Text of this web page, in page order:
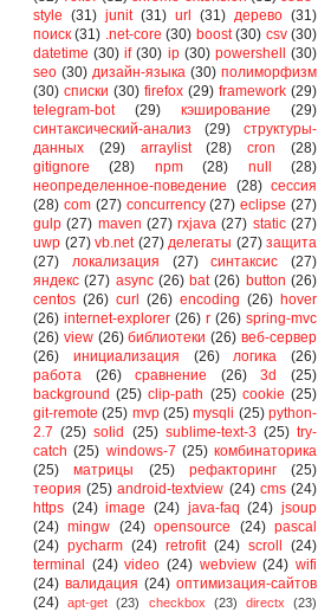
style (31) junit (31) url (31) дерево (31)
поиск (31) .net-core (30) boost (30) csv (30)
datetime (30) if (30) ip (30) powershell (30)
seo (30) дизайн-языка (30) полиморфизм
(30) списки (30) firefox (29) framework (29)
telegram-bot
(29) кэширование
(29)
синтаксический-анализ
(29)
структуры-
данных
(29) arraylist (28) cron
(28)
gitignore
(28) npm (28) null
(28)
неопределенное-поведение
(28) сессия
(28) com (27) concurrency (27) eclipse (27)
gulp (27) maven (27) rxjava (27) static (27)
uwp (27) vb.net (27) делегаты (27) защита
(27)
локализация (27) синтаксис
(27)
яндекс (27) async (26) bat (26) button (26)
centos (26) curl (26) encoding (26) hover
(26) internet-explorer (26) r (26) spring-mvc
(26) view (26) библиотеки (26) веб-сервер
(26)
инициализация (26) логика
(26)
работа
(26) сравнение (26) 3d
(25)
background (25) clip-path (25) cookie (25)
git-remote (25) mvp (25) mysqli (25) python-
2.7 (25) solid (25) sublime-text-3 (25) try-
catch (25) windows-7 (25) комбинаторика
(25)
матрицы (25) рефакторинг
(25)
теория (25) android-textview (24) cms (24)
https (24) image (24) java-faq (24) jsoup
(24) mingw (24) opensource (24) pascal
(24) pycharm (24) retrofit (24) scroll (24)
terminal (24) video (24) webview (24) wifi
(24) валидация (24) оптимизация-сайтов
(24) apt-get (23) checkbox (23) directx
(23)